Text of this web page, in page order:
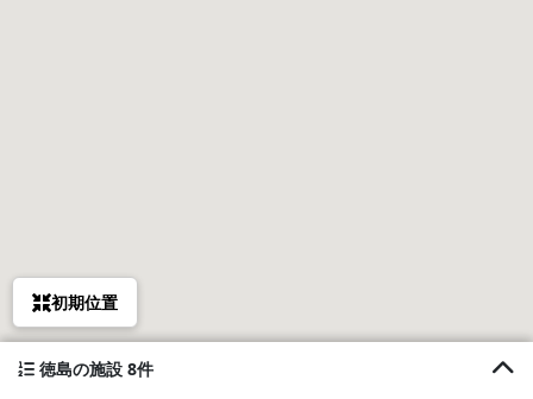
初期位置
徳島の施設 8件1. ファーストアベニューハウス